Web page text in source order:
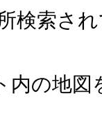
検索さ
内の地図